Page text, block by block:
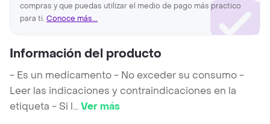
compras y que puedas utilizar el medio de pago más practico
para ti. Conoce más...
Información del producto
- Es un medicamento - No exceder su consumo -
Leer las indicaciones y contraindicaciones en la
etiqueta - Si l...Ver más